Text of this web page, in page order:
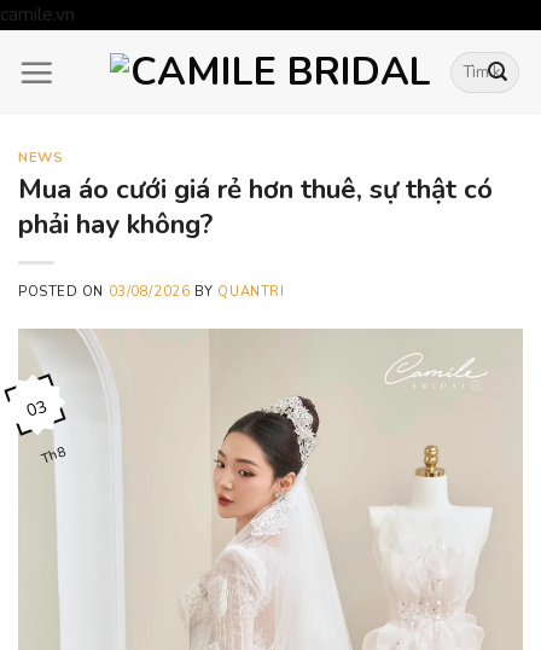
camile.vn
content
Tìm
kiếm:
NEWS
Mua áo cưới giá rẻ hơn thuê, sự thật có
phải hay không?
POSTED ON 03/08/2026 BY QUANTRI
03
Th8